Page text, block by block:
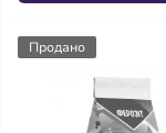
Продано